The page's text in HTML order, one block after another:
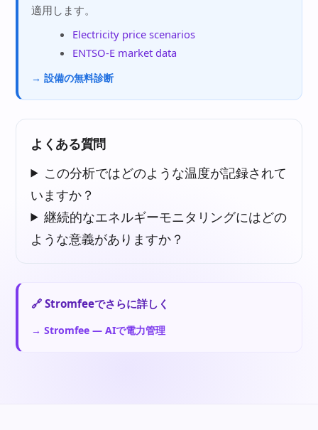
適用します。
Electricity price scenarios
ENTSO-E market data
→ 設備の無料診断
よくある質問
この分析ではどのような温度が記録されて
いますか？
継続的なエネルギーモニタリングにはどの
ような意義がありますか？
🔗 Stromfeeでさらに詳しく
→ Stromfee — AIで電力管理